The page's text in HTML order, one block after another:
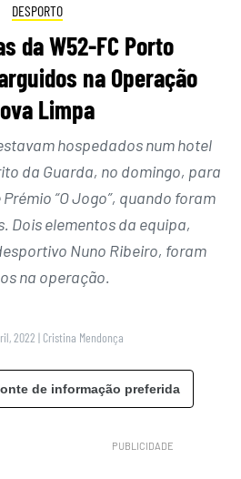
DESPORTO
da W52-FC Porto
na Operação
Limpa
hospedados num hotel
da Guarda, no domingo, para
“O Jogo”, quando foram
Dois elementos da equipa,
Nuno Ribeiro, foram
na operação.
2022 | Cristina Mendonça
de informação preferida